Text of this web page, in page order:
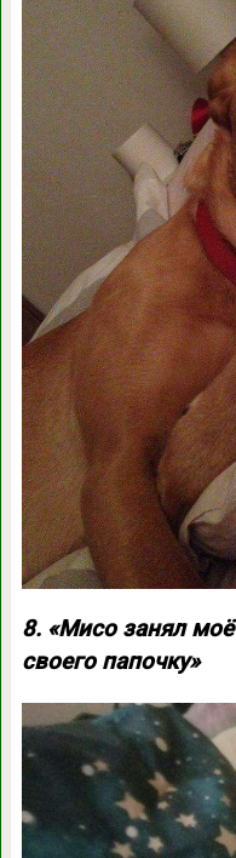
8. «Мисо занял
своего папочку»